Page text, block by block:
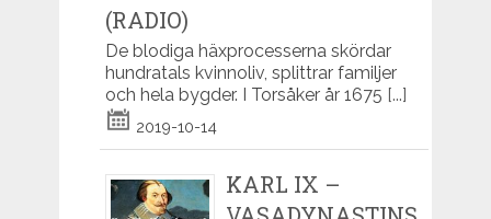
(RADIO)
De blodiga häxprocesserna skördar
hundratals kvinnoliv, splittrar familjer
och hela bygder. I Torsåker år 1675 [...]
2019-10-14
KARL IX –